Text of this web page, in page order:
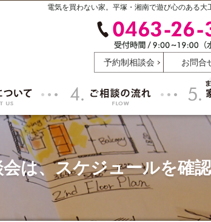
は、スケジュールを確
電気を買わない家。平塚・湘南で遊び心のある
予約制相談会 お問合